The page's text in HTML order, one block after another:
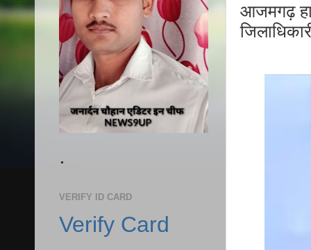
आजमगढ़
.
VERIFY ID CARD
Verify Card